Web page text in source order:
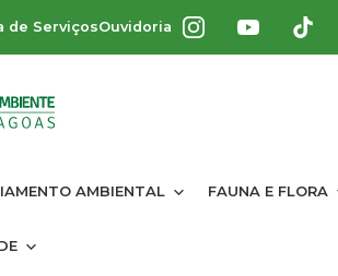
de ServiçosOuvidoria
AMBIENTAL FAUNA E FLORA